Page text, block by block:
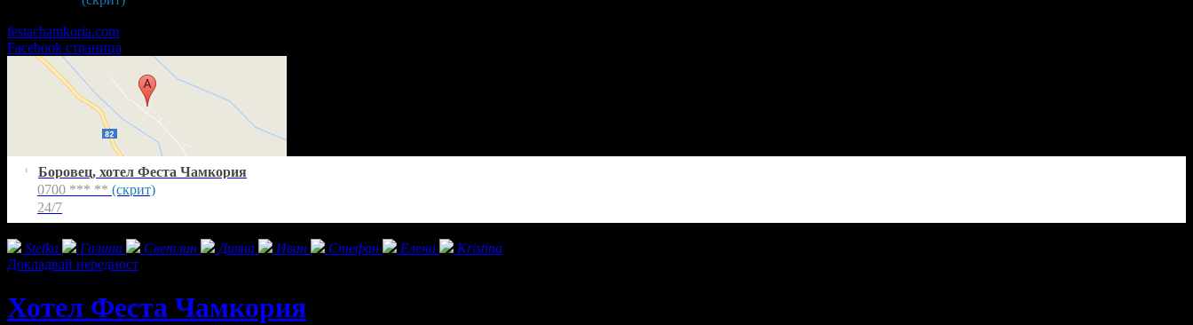
festachamkoria.com
Facebook страница
1
Боровец, хотел Феста Чамкория
0700 *** ** (скрит)
24/7
Stefka
Галина Светлин Дияна Иван Стефан Елена
Kristina
Докладвай нередност
Хотел Феста Чамкория